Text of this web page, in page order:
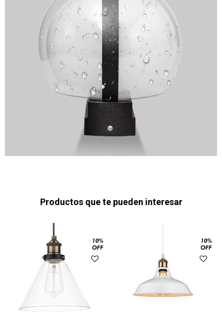
Productos que te pueden interesar